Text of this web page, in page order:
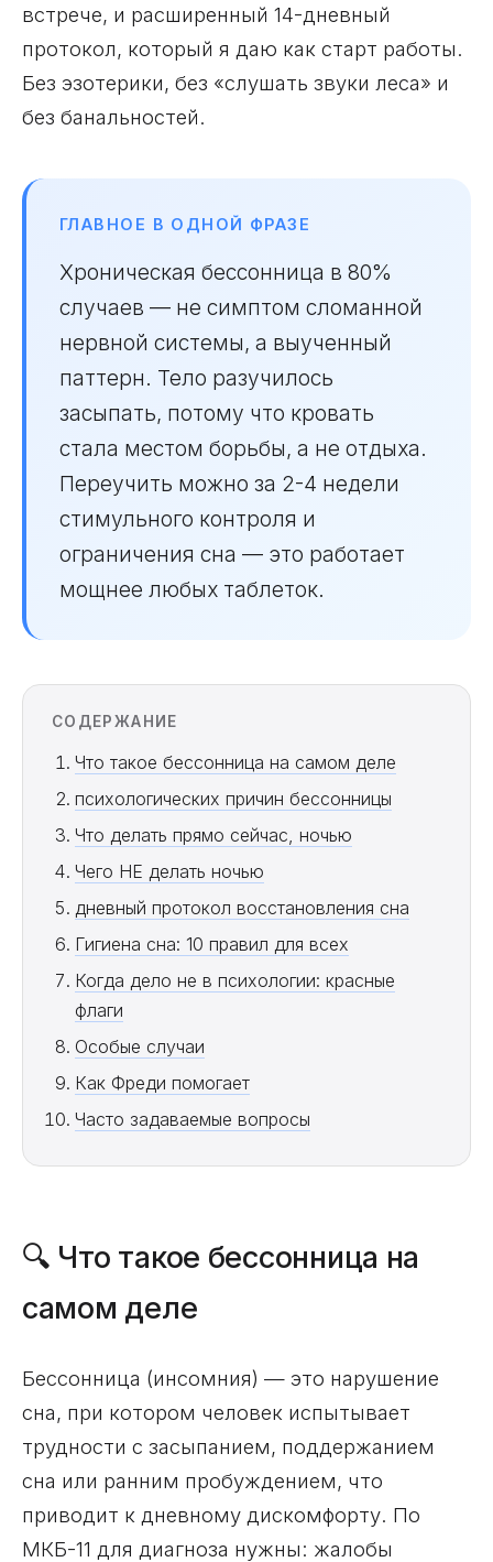
встрече, и расширенный 14-дневный
протокол, который я даю как старт работы.
Без эзотерики, без «слушать звуки леса» и
без банальностей.
ГЛАВНОЕ В ОДНОЙ ФРАЗЕ
Хроническая бессонница в 80%
случаев — не симптом сломанной
нервной системы, а выученный
паттерн. Тело разучилось
засыпать, потому что кровать
стала местом борьбы, а не отдыха.
Переучить можно за 2-4 недели
стимульного контроля и
ограничения сна — это работает
мощнее любых таблеток.
СОДЕРЖАНИЕ
Что такое бессонница на самом деле
психологических причин бессонницы
Что делать прямо сейчас, ночью
Чего НЕ делать ночью
дневный протокол восстановления сна
Гигиена сна: 10 правил для всех
Когда дело не в психологии: красные
флаги
Особые случаи
Как Фреди помогает
Часто задаваемые вопросы
🔍 Что такое бессонница на
самом деле
Бессонница (инсомния) — это нарушение
сна, при котором человек испытывает
трудности с засыпанием, поддержанием
сна или ранним пробуждением, что
приводит к дневному дискомфорту. По
МКБ-11 для диагноза нужны: жалобы